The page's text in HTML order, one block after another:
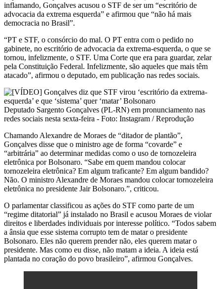
inflamando, Gonçalves acusou o STF de ser um “escritório de
advocacia da extrema esquerda” e afirmou que “não há mais
democracia no Brasil”.
“PT e STF, o consórcio do mal. O PT entra com o pedido no
gabinete, no escritório de advocacia da extrema-esquerda, o que se
tornou, infelizmente, o STF. Uma Corte que era para guardar, zelar
pela Constituição Federal. Infelizmente, são aqueles que mais têm
atacado”, afirmou o deputado, em publicação nas redes sociais.
Deputado Sargento Gonçalves (PL-RN) em pronunciamento nas
redes sociais nesta sexta-feira - Foto: Instagram / Reprodução
Chamando Alexandre de Moraes de “ditador de plantão”,
Gonçalves disse que o ministro age de forma “covarde” e
“arbitrária” ao determinar medidas como o uso de tornozeleira
eletrônica por Bolsonaro. “Sabe em quem mandou colocar
tornozeleira eletrônica? Em algum traficante? Em algum bandido?
Não. O ministro Alexandre de Moraes mandou colocar tornozeleira
eletrônica no presidente Jair Bolsonaro.”, criticou.
O parlamentar classificou as ações do STF como parte de um
“regime ditatorial” já instalado no Brasil e acusou Moraes de violar
direitos e liberdades individuais por interesse político. “Todos sabem
a ânsia que esse sistema corrupto tem de matar o presidente
Bolsonaro. Eles não querem prender não, eles querem matar o
presidente. Mas como eu disse, não matam a ideia. A ideia está
plantada no coração do povo brasileiro”, afirmou Gonçalves.